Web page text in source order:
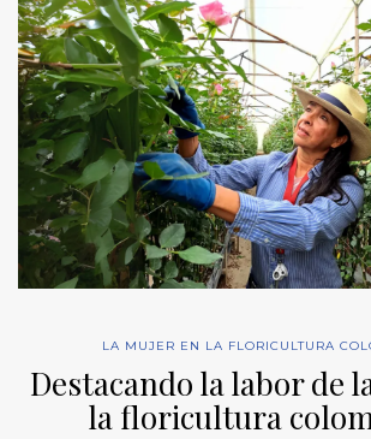
LA MUJER EN LA FLORICULTURA
Destacando la labor de
la floricultura